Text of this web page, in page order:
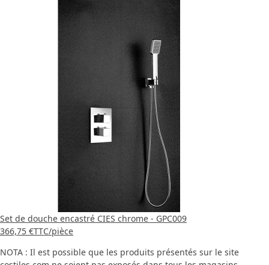
Set de douche encastré CIES chrome - GPC009
366,75 €TTC/pièce
NOTA : Il est possible que les produits présentés sur le site